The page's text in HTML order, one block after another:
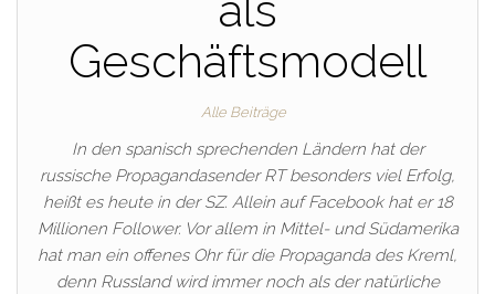
Geschäftsmodell
Alle Beiträge
In den spanisch sprechenden Ländern hat der
russische Propagandasender RT besonders viel Erfolg,
heißt es heute in der SZ. Allein auf Facebook hat er 18
Millionen Follower. Vor allem in Mittel- und Südamerika
hat man ein offenes Ohr für die Propaganda des Kreml,
denn Russland wird immer noch als der natürliche